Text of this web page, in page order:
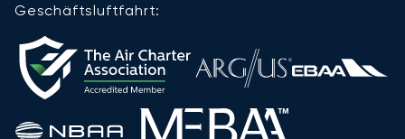
Geschäftsluftfahrt: